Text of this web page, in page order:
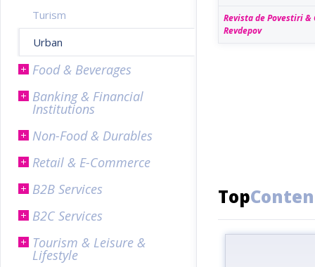
Revista de Povestiri &
Revdepov
Top
Turism
Urban
Food & Beverages
Banking & Financial
Institutions
Non-Food & Durables
Retail & E-Commerce
B2B Services
B2C Services
Tourism & Leisure &
Lifestyle